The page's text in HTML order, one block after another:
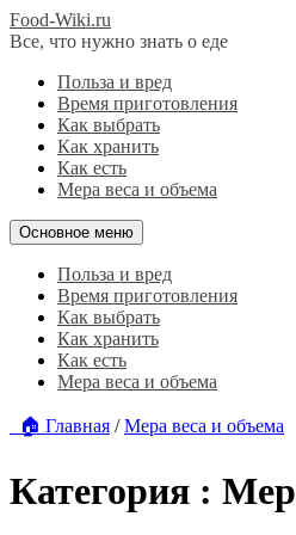
Food-Wiki.ru
Все, что нужно знать о еде
Польза и вред
Время приготовления
Как выбрать
Как хранить
Как есть
Мера веса и объема
Основное меню
Польза и вред
Время приготовления
Как выбрать
Как хранить
Как есть
Мера веса и объема
🏠 Главная /Мера веса и объема
Категория :